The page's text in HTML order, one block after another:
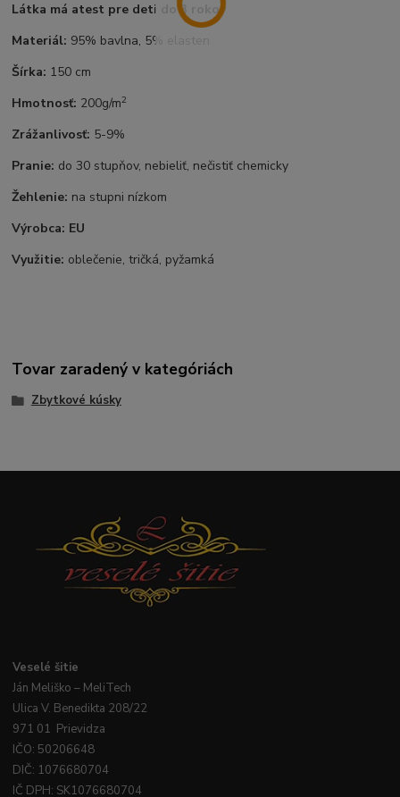
Látka má atest pre deti do 3 rokov
Materiál: 95% bavlna, 5% elasten
Šírka: 150 cm
Hmotnosť: 200g/m2
Zrážanlivosť: 5-9%
Pranie: do 30 stupňov, nebieliť, nečistiť chemicky
Žehlenie: na stupni nízkom
Výrobca: EU
Využitie: oblečenie, tričká, pyžamká
Tovar zaradený v kategóriách
Zbytkové kúsky
Veselé šitie
Ján Meliško – MeliTech
Ulica V. Benedikta 208/22
971 01 Prievidza
IČO: 50206648
DIČ: 1076680704
IČ DPH: SK1076680704